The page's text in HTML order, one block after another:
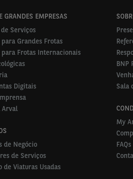
GRANDES EMPRESAS
Serviços
para Grandes Frotas
para Frotas Internacionais
Digitais
Arval
de Negócio
de Serviços
de Viaturas Usadas
BNP
Sala
My
FAQs